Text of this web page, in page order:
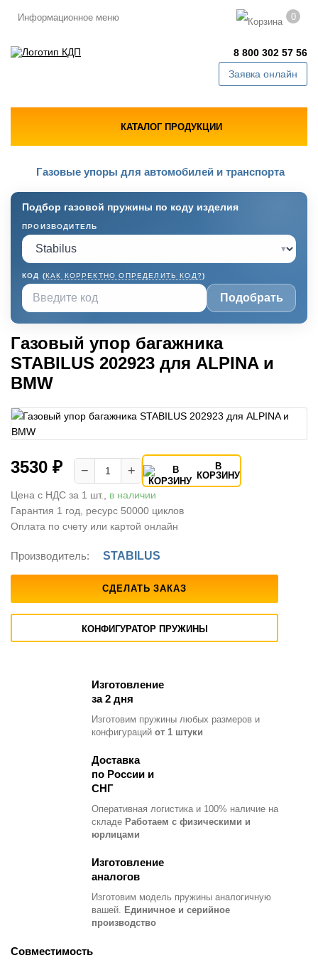
Информационное меню 0
8 800 302 57 56
Заявка онлайн
КАТАЛОГ ПРОДУКЦИИ
Газовые упоры для автомобилей и транспорта
Подбор газовой пружины по коду изделия
ПРОИЗВОДИТЕЛЬ
▾
КОД (КАК КОРРЕКТНО ОПРЕДЕЛИТЬ КОД?)
Подобрать
Газовый упор багажника
STABILUS 202923 для ALPINA и
BMW
3530 ₽ − +
В
КОРЗИНУ
Цена с НДС за 1 шт., в наличии
Гарантия 1 год, ресурс 50000 циклов
Оплата по счету или картой онлайн
Производитель: STABILUS
СДЕЛАТЬ ЗАКАЗ
КОНФИГУРАТОР ПРУЖИНЫ
Изготовление
за 2 дня
Изготовим пружины любых размеров и
конфигураций от 1 штуки
Доставка
по России и
СНГ
Оперативная логистика и 100% наличие на
складе Работаем с физическими и
юрлицами
Изготовление
аналогов
Изготовим модель пружины аналогичную
вашей. Единичное и серийное
производство
Совместимость